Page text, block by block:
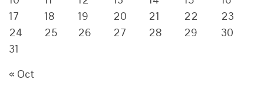
17
18 19 20 21 22
23
24
25 26 27 28 29
30
31
« Oct